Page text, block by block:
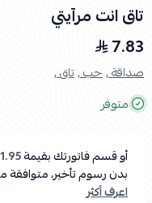
تاق انت مرآيتي
7.83
صداقة ,حب ,تاق ,
متوفر
أو قسم فاتورتك بقيمة1.95 ر.س
بدون رسوم تأخير، متوافقة
اعرف أكثر